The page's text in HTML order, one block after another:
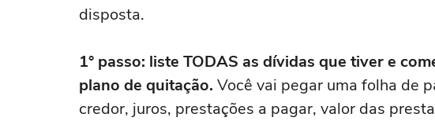
disposta.
1° passo: liste TODAS as dívidas que tiver e
plano de quitação. Você vai pegar uma folha de
credor, juros, prestações a pagar, valor das